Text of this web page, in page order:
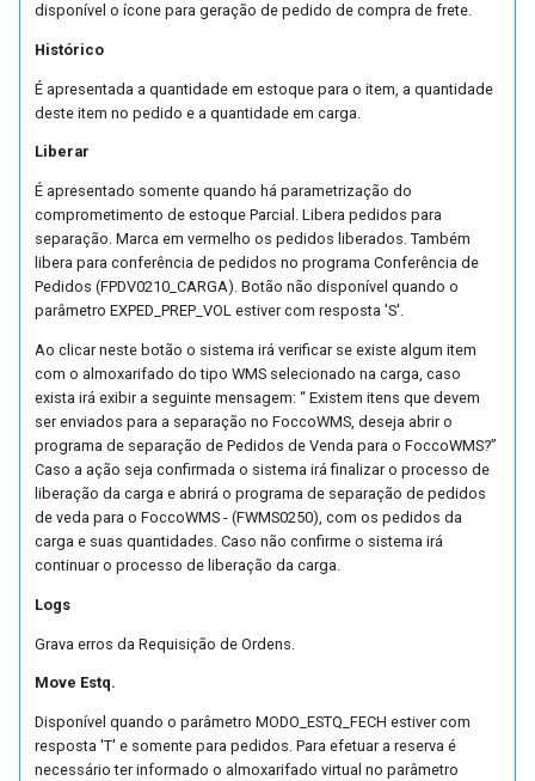
PNEG)
Comercial (FUTL0125
POLC)
Parâmetros de Políticas
Formação de Preço de
(FUTL0125 PPV PPV)
Geração do Código
Automático para a
Precificação de Produtos
(FUTL0125 PREC)
Parâmetros da Tabela de
Venda (FUTL0125 PRV
Títulos de Cartão
TIT CAR TIT CAR)
disponível o ícone para geração de pedido de compra de frete.
Histórico
É apresentada a quantidade em estoque para o item, a quantidade
deste item no pedido e a quantidade em carga.
Liberar
É apresentado somente quando há parametrização do
comprometimento de estoque Parcial. Libera pedidos para
separação. Marca em vermelho os pedidos liberados. Também
libera para conferência de pedidos no programa Conferência de
Pedidos (FPDV0210_CARGA). Botão não disponível quando o
parâmetro EXPED_PREP_VOL estiver com resposta 'S'.
Ao clicar neste botão o sistema irá verificar se existe algum item
com o almoxarifado do tipo WMS selecionado na carga, caso
exista irá exibir a seguinte mensagem: “ Existem itens que devem
ser enviados para a separação no FoccoWMS, deseja abrir o
programa de separação de Pedidos de Venda para o FoccoWMS?”
Caso a ação seja confirmada o sistema irá finalizar o processo de
liberação da carga e abrirá o programa de separação de pedidos
de veda para o FoccoWMS - (FWMS0250), com os pedidos da
carga e suas quantidades. Caso não confirme o sistema irá
continuar o processo de liberação da carga.
Logs
Grava erros da Requisição de Ordens.
Move Estq.
Disponível quando o parâmetro MODO_ESTQ_FECH estiver com
resposta 'T' e somente para pedidos. Para efetuar a reserva é
necessário ter informado o almoxarifado virtual no parâmetro